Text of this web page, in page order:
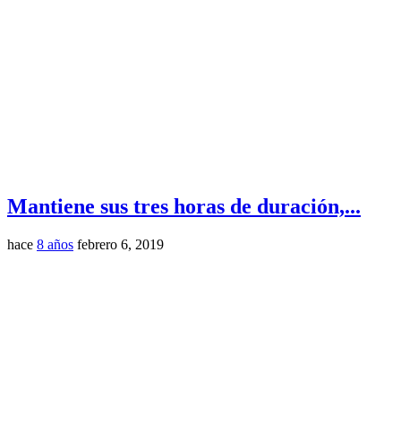
Mantiene sus tres horas de duración,...
hace 8 años febrero 6, 2019